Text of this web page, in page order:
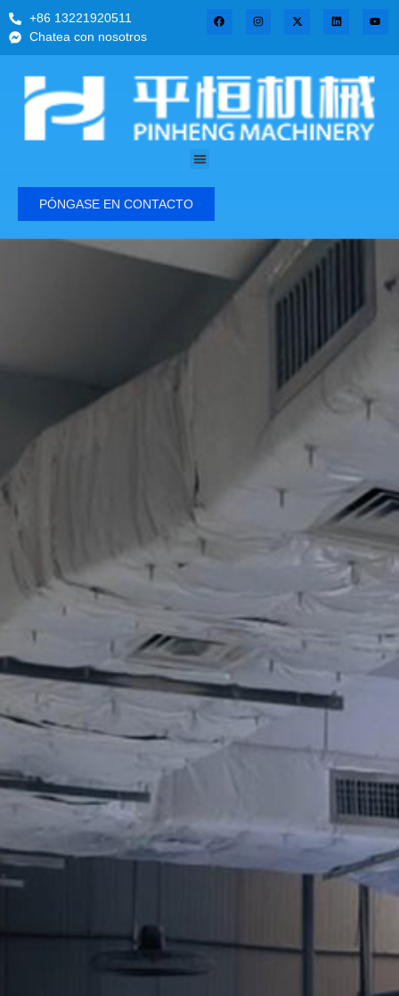
+86 13221920511
Chatea con nosotros
PÓNGASE EN CONTACTO